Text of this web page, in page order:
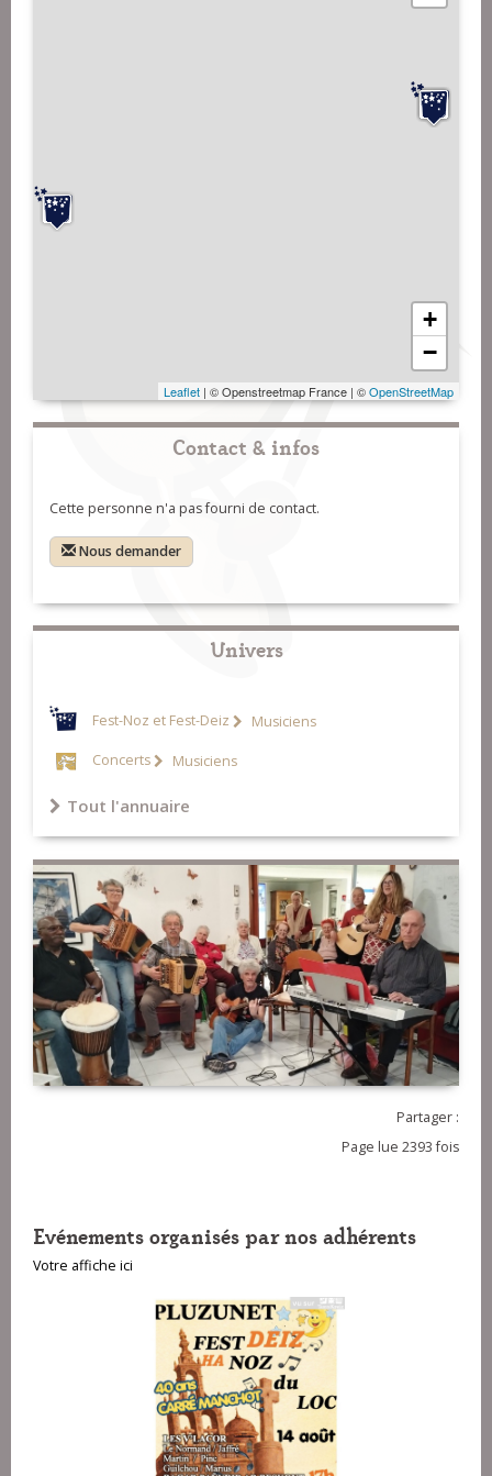
+
−
Leaflet | © Openstreetmap France | ©OpenStreetMap
Contact & infos
Cette personne n'a pas fourni de contact.
Nous demander
Univers
Fest-Noz et Fest-Deiz Musiciens
Concerts Musiciens
Tout l'annuaire
Partager :
Page lue 2393 fois
Evénements organisés par nos adhérents
Votre affiche ici